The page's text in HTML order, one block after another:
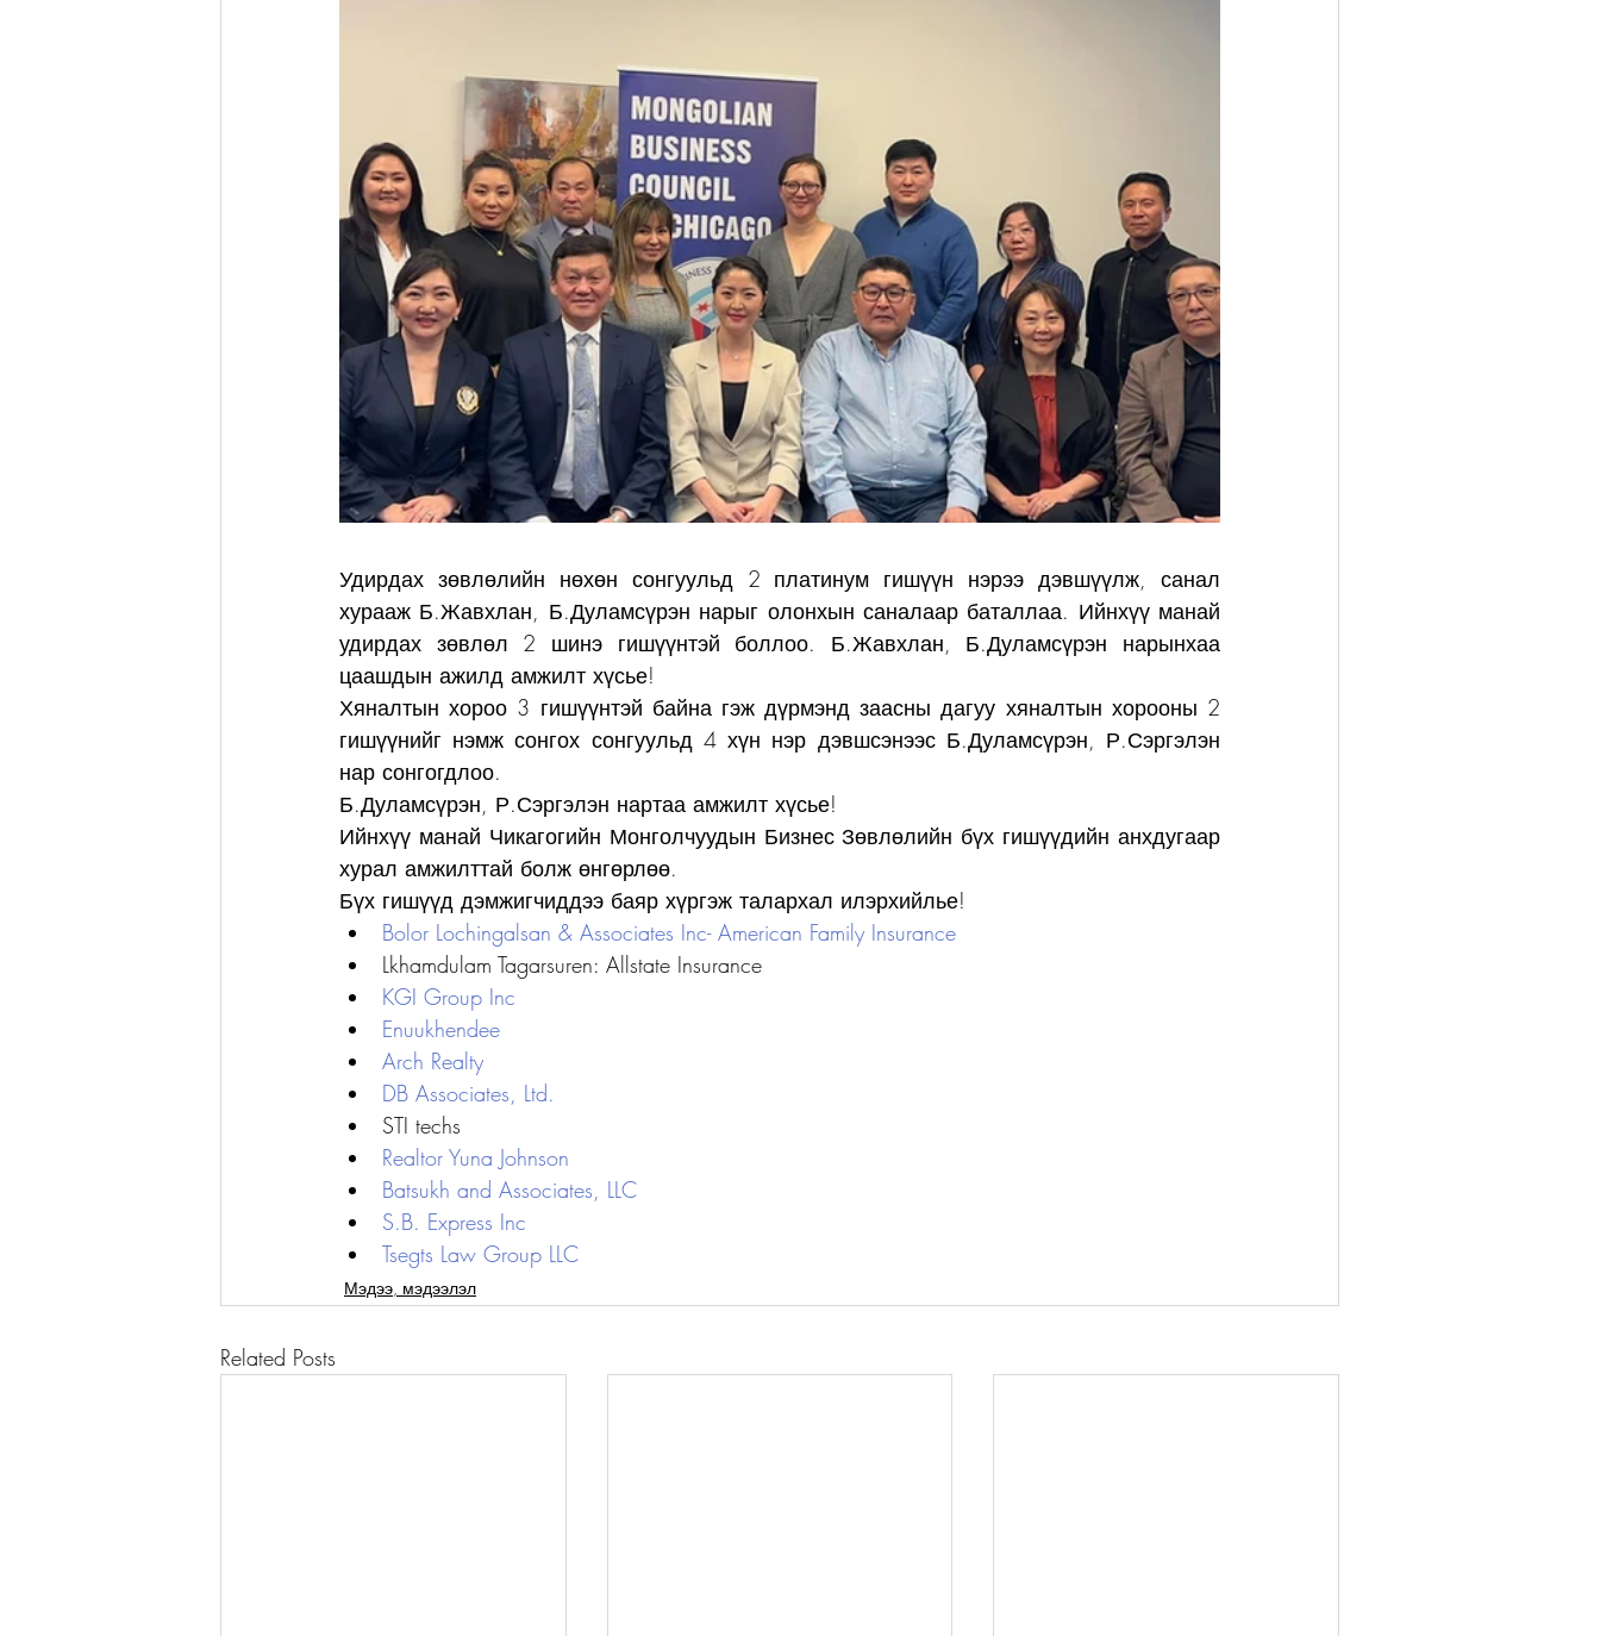
Удирдах зөвлөлийн нөхөн сонгуульд 2 платинум гишүүн нэрээ дэвшүүлж, санал
хурааж Б.Жавхлан, Б.Дуламсүрэн нарыг олонхын саналаар баталлаа. Ийнхүү манай
удирдах зөвлөл 2 шинэ гишүүнтэй боллоо. Б.Жавхлан, Б.Дуламсүрэн нарынхаа
цаашдын ажилд амжилт хүсье!
Хяналтын хороо 3 гишүүнтэй байна гэж дүрмэнд заасны дагуу хяналтын хорооны 2
гишүүнийг нэмж сонгох сонгуульд 4 хүн нэр дэвшсэнээс Б.Дуламсүрэн, Р.Сэргэлэн
нар сонгогдлоо.
Б.Дуламсүрэн, Р.Сэргэлэн нартаа амжилт хүсье!
Ийнхүү манай Чикагогийн Монголчуудын Бизнес Зөвлөлийн бүх гишүүдийн анхдугаар
хурал амжилттай болж өнгөрлөө.
Бүх гишүүд дэмжигчиддээ баяр хүргэж талархал илэрхийлье!
Bolor Lochingalsan & Associates Inc- American Family Insurance
Lkhamdulam Tagarsuren: Allstate Insurance
KGI Group Inc
Enuukhendee
Arch Realty
DB Associates, Ltd.
STI techs
Realtor Yuna Johnson
Batsukh and Associates, LLC
S.B. Express Inc
Tsegts Law Group LLC
Мэдээ, мэдээлэл
Related Posts